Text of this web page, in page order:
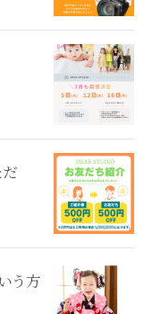
う方